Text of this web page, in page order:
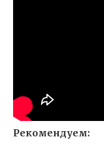
Рекомендуем: